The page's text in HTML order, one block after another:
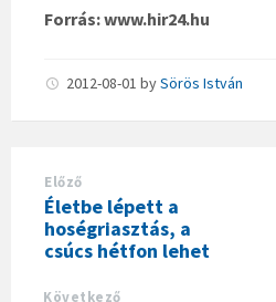
Forrás: www.hir24.hu
2012-08-01 bySörös István
Előző
Életbe lépett a
hoségriasztás, a
csúcs hétfon lehet
Következő